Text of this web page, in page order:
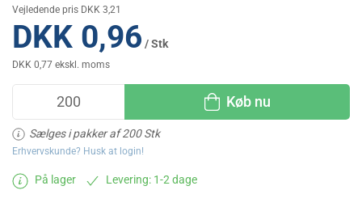
Vejledende pris DKK 3,21
DKK 0,96 / Stk
DKK 0,77 ekskl. moms
Køb nu
Sælges i pakker af 200 Stk
Erhvervskunde? Husk at login!
På lager Levering: 1-2 dage